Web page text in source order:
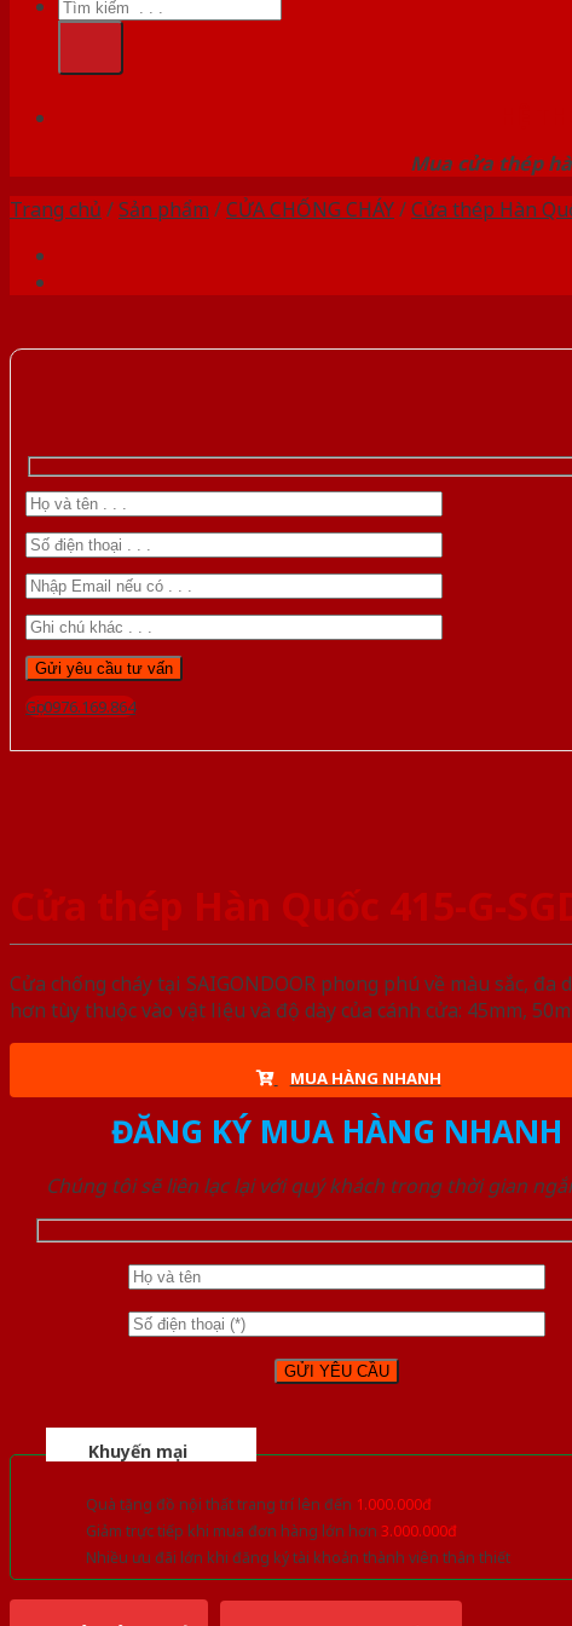
kiếm:
Mua cửa thép
Trang chủ /Sản phẩm /CỬA CHỐNG CHÁY/Cửa thép Hàn
Gọi 0976.169.864
Cửa thép Hàn Quốc 415-G-
Cửa chống cháy tại SAIGONDOOR phong phú về màu sắc,
hơn tùy thuộc vào vật liệu và độ dày của cánh cửa: 45mm,
MUA HÀNG NHANH
ĐĂNG KÝ MUA HÀNG NHANH
Chúng tôi sẽ liên lạc lại với quý khách trong thời gian
Khuyến mại
Quà tặng đồ nội thất trang trí lên đến 1.000.000đ
Giảm trực tiếp khi mua đơn hàng lớn hơn 3.000.000đ
Nhiều ưu đãi lớn khi đăng ký tài khoản thành viên thân thiết